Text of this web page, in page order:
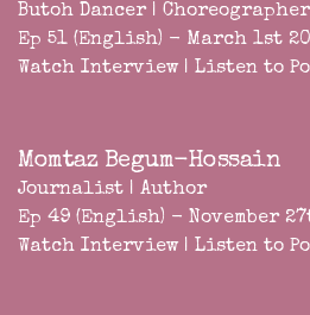
Butoh Dancer | Choreographer
Ep 51 (English) - March 1st
Watch Interview | Listen to
Momtaz Begum-Hossain
Journalist | Author
Ep 49 (English) - November
Watch Interview | Listen to